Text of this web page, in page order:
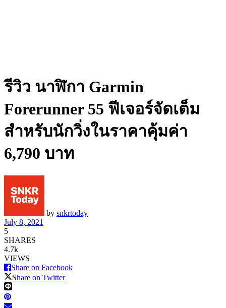
รีวิว นาฬิกา Garmin
Forerunner 55 ฟีเจอร์จัดเต็ม
สำหรับนักวิ่งในราคาคุ้มค่า
6,790 บาท
by snkrtoday
July 8, 2021
5
SHARES
4.7k
VIEWS
Share on Facebook
Share on Twitter